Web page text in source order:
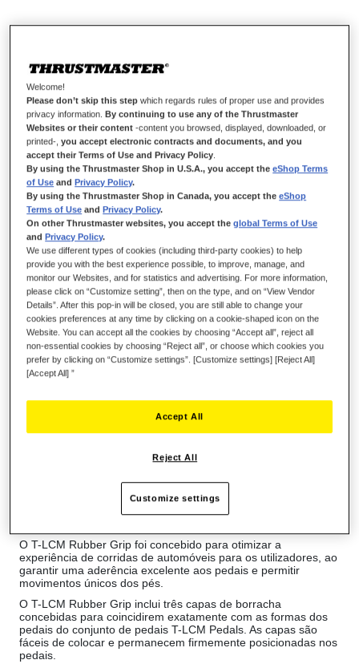
T-LCM RUBBER GRIP
EM STOCK
Capas de borracha 100% texturada para o conjunto de pedais
Thrustmaster T-LCM Pedals
24,99 €
ADICIONAR AO CARRINHO
Seja o primeiro a avaliar este produto
Este produto é o complemento perfeito para o conjunto de
O T-LCM Rubber Grip foi concebido para otimizar a
experiência de corridas de automóveis para os utilizadores, ao
garantir uma aderência excelente aos pedais e permitir
movimentos únicos dos pés.
O T-LCM Rubber Grip inclui três capas de borracha
concebidas para coincidirem exatamente com as formas dos
pedais do conjunto de pedais T-LCM Pedals. As capas são
fáceis de colocar e permanecem firmemente posicionadas nos
pedais.
Welcome!
Please don’t skip this step which regards rules of proper use and provides
privacy information.By continuing to use any of the Thrustmaster
Websites or their content -content you browsed, displayed, downloaded, or
printed-,you accept electronic contracts and documents, and you
accept their Terms of Use and Privacy Policy
By using the Thrustmaster Shop in U.S.A., you accept theeShop Terms
of Use andPrivacy Policy.
By using the Thrustmaster Shop in Canada, you accept theeShop
Terms of Use andPrivacy Policy.
On other Thrustmaster websites, you accept theglobal Terms of Use
andPrivacy Policy.
We use different types of cookies (including third-party cookies) to help
provide you with the best experience possible, to improve, manage, and
monitor our Websites, and for statistics and advertising. For more information,
please click on “Customize setting”, then on the type, and on “View Vendor
Details”. After this pop-in will be closed, you are still able to change your
cookies preferences at any time by clicking on a cookie-shaped icon on the
Website. You can accept all the cookies by choosing “Accept all”, reject all
non-essential cookies by choosing “Reject all”, or choose which cookies you
prefer by clicking on “Customize settings”. [Customize settings] [Reject All]
[Accept All] ”
Reject All
Accept All
Customize settings